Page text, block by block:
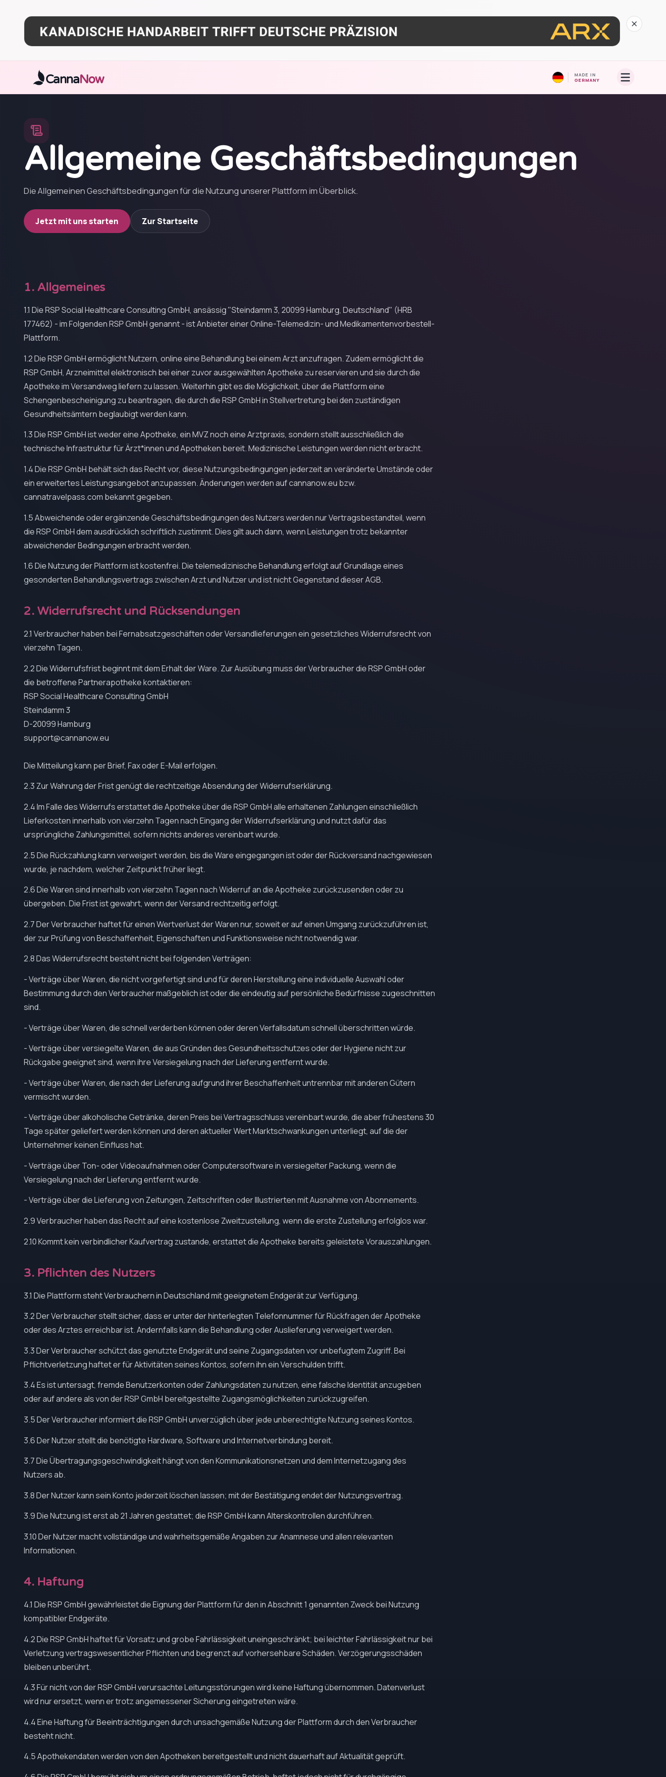
CannaNow
MADE IN
GERMANY
Allgemeine Geschäftsbedingungen
Die Allgemeinen Geschäftsbedingungen für die Nutzung unserer Plattform im Überblick.
Jetzt mit uns starten Zur Startseite
1. Allgemeines
1.1 Die RSP Social Healthcare Consulting GmbH, ansässig "Steindamm 3, 20099 Hamburg, Deutschland" (HRB
177462) - im Folgenden RSP GmbH genannt - ist Anbieter einer Online-Telemedizin- und Medikamentenvorbestell-
Plattform.
1.2 Die RSP GmbH ermöglicht Nutzern, online eine Behandlung bei einem Arzt anzufragen. Zudem ermöglicht die
RSP GmbH, Arzneimittel elektronisch bei einer zuvor ausgewählten Apotheke zu reservieren und sie durch die
Apotheke im Versandweg liefern zu lassen. Weiterhin gibt es die Möglichkeit, über die Plattform eine
Schengenbescheinigung zu beantragen, die durch die RSP GmbH in Stellvertretung bei den zuständigen
Gesundheitsämtern beglaubigt werden kann.
1.3 Die RSP GmbH ist weder eine Apotheke, ein MVZ noch eine Arztpraxis, sondern stellt ausschließlich die
technische Infrastruktur für Ärzt*innen und Apotheken bereit. Medizinische Leistungen werden nicht erbracht.
1.4 Die RSP GmbH behält sich das Recht vor, diese Nutzungsbedingungen jederzeit an veränderte Umstände oder
ein erweitertes Leistungsangebot anzupassen. Änderungen werden auf cannanow.eu bzw.
cannatravelpass.com bekannt gegeben.
1.5 Abweichende oder ergänzende Geschäftsbedingungen des Nutzers werden nur Vertragsbestandteil, wenn
die RSP GmbH dem ausdrücklich schriftlich zustimmt. Dies gilt auch dann, wenn Leistungen trotz bekannter
abweichender Bedingungen erbracht werden.
1.6 Die Nutzung der Plattform ist kostenfrei. Die telemedizinische Behandlung erfolgt auf Grundlage eines
gesonderten Behandlungsvertrags zwischen Arzt und Nutzer und ist nicht Gegenstand dieser AGB.
2. Widerrufsrecht und Rücksendungen
2.1 Verbraucher haben bei Fernabsatzgeschäften oder Versandlieferungen ein gesetzliches Widerrufsrecht von
vierzehn Tagen.
2.2 Die Widerrufsfrist beginnt mit dem Erhalt der Ware. Zur Ausübung muss der Verbraucher die RSP GmbH oder
die betroffene Partnerapotheke kontaktieren:
RSP Social Healthcare Consulting GmbH
Steindamm 3
support@cannanow.eu
Die Mitteilung kann per Brief, Fax oder E-Mail erfolgen.
2.3 Zur Wahrung der Frist genügt die rechtzeitige Absendung der Widerrufserklärung.
2.4 Im Falle des Widerrufs erstattet die Apotheke über die RSP GmbH alle erhaltenen Zahlungen einschließlich
Lieferkosten innerhalb von vierzehn Tagen nach Eingang der Widerrufserklärung und nutzt dafür das
ursprüngliche Zahlungsmittel, sofern nichts anderes vereinbart wurde.
2.5 Die Rückzahlung kann verweigert werden, bis die Ware eingegangen ist oder der Rückversand nachgewiesen
wurde, je nachdem, welcher Zeitpunkt früher liegt.
2.6 Die Waren sind innerhalb von vierzehn Tagen nach Widerruf an die Apotheke zurückzusenden oder zu
übergeben. Die Frist ist gewahrt, wenn der Versand rechtzeitig erfolgt.
2.7 Der Verbraucher haftet für einen Wertverlust der Waren nur, soweit er auf einen Umgang zurückzuführen ist,
der zur Prüfung von Beschaffenheit, Eigenschaften und Funktionsweise nicht notwendig war.
2.8 Das Widerrufsrecht besteht nicht bei folgenden Verträgen:
- Verträge über Waren, die nicht vorgefertigt sind und für deren Herstellung eine individuelle Auswahl oder
Bestimmung durch den Verbraucher maßgeblich ist oder die eindeutig auf persönliche Bedürfnisse zugeschnitten
sind.
- Verträge über Waren, die schnell verderben können oder deren Verfallsdatum schnell überschritten würde.
- Verträge über versiegelte Waren, die aus Gründen des Gesundheitsschutzes oder der Hygiene nicht zur
Rückgabe geeignet sind, wenn ihre Versiegelung nach der Lieferung entfernt wurde.
- Verträge über Waren, die nach der Lieferung aufgrund ihrer Beschaffenheit untrennbar mit anderen Gütern
vermischt wurden.
- Verträge über alkoholische Getränke, deren Preis bei Vertragsschluss vereinbart wurde, die aber frühestens 30
Tage später geliefert werden können und deren aktueller Wert Marktschwankungen unterliegt, auf die der
Unternehmer keinen Einfluss hat.
- Verträge über Ton- oder Videoaufnahmen oder Computersoftware in versiegelter Packung, wenn die
Versiegelung nach der Lieferung entfernt wurde.
- Verträge über die Lieferung von Zeitungen, Zeitschriften oder Illustrierten mit Ausnahme von Abonnements.
2.9 Verbraucher haben das Recht auf eine kostenlose Zweitzustellung, wenn die erste Zustellung erfolglos war.
2.10 Kommt kein verbindlicher Kaufvertrag zustande, erstattet die Apotheke bereits geleistete Vorauszahlungen.
3. Pflichten des Nutzers
3.1 Die Plattform steht Verbrauchern in Deutschland mit geeignetem Endgerät zur Verfügung.
3.2 Der Verbraucher stellt sicher, dass er unter der hinterlegten Telefonnummer für Rückfragen der Apotheke
oder des Arztes erreichbar ist. Andernfalls kann die Behandlung oder Auslieferung verweigert werden.
3.3 Der Verbraucher schützt das genutzte Endgerät und seine Zugangsdaten vor unbefugtem Zugriff. Bei
Pflichtverletzung haftet er für Aktivitäten seines Kontos, sofern ihn ein Verschulden trifft.
3.4 Es ist untersagt, fremde Benutzerkonten oder Zahlungsdaten zu nutzen, eine falsche Identität anzugeben
oder auf andere als von der RSP GmbH bereitgestellte Zugangsmöglichkeiten zurückzugreifen.
3.5 Der Verbraucher informiert die RSP GmbH unverzüglich über jede unberechtigte Nutzung seines Kontos.
3.6 Der Nutzer stellt die benötigte Hardware, Software und Internetverbindung bereit.
3.7 Die Übertragungsgeschwindigkeit hängt von den Kommunikationsnetzen und dem Internetzugang des
Nutzers ab.
3.8 Der Nutzer kann sein Konto jederzeit löschen lassen; mit der Bestätigung endet der Nutzungsvertrag.
3.9 Die Nutzung ist erst ab 21 Jahren gestattet; die RSP GmbH kann Alterskontrollen durchführen.
3.10 Der Nutzer macht vollständige und wahrheitsgemäße Angaben zur Anamnese und allen relevanten
Informationen.
4. Haftung
4.1 Die RSP GmbH gewährleistet die Eignung der Plattform für den in Abschnitt 1 genannten Zweck bei Nutzung
kompatibler Endgeräte.
4.2 Die RSP GmbH haftet für Vorsatz und grobe Fahrlässigkeit uneingeschränkt; bei leichter Fahrlässigkeit nur bei
Verletzung vertragswesentlicher Pflichten und begrenzt auf vorhersehbare Schäden. Verzögerungsschäden
bleiben unberührt.
4.3 Für nicht von der RSP GmbH verursachte Leitungsstörungen wird keine Haftung übernommen. Datenverlust
wird nur ersetzt, wenn er trotz angemessener Sicherung eingetreten wäre.
4.4 Eine Haftung für Beeinträchtigungen durch unsachgemäße Nutzung der Plattform durch den Verbraucher
besteht nicht.
4.5 Apothekendaten werden von den Apotheken bereitgestellt und nicht dauerhaft auf Aktualität geprüft.